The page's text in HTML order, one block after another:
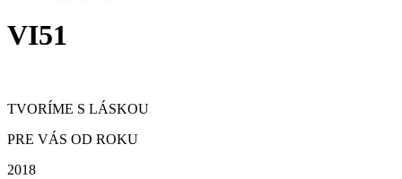
VI51
TVORÍME S LÁSKOU
PRE VÁS OD ROKU
2018